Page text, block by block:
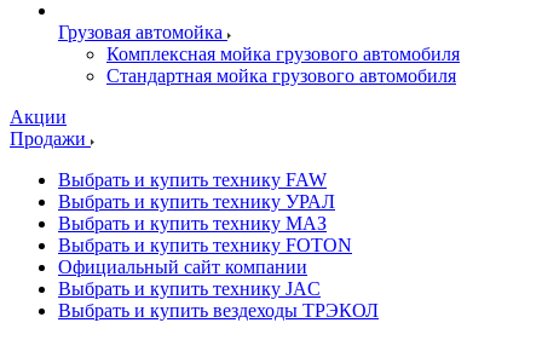
Грузовая автомойка
Комплексная мойка грузового автомобиля
Стандартная мойка грузового автомобиля
Акции
Продажи
Выбрать и купить технику FAW
Выбрать и купить технику УРАЛ
Выбрать и купить технику МАЗ
Выбрать и купить технику FOTON
Официальный сайт компании
Выбрать и купить технику JAC
Выбрать и купить вездеходы ТРЭКОЛ